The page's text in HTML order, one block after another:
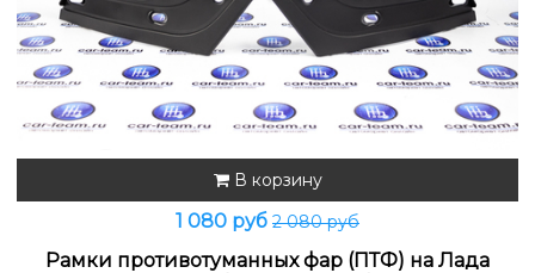
В корзину
1 080 руб 2 080 руб
Рамки противотуманных фар (ПТФ) на Лада